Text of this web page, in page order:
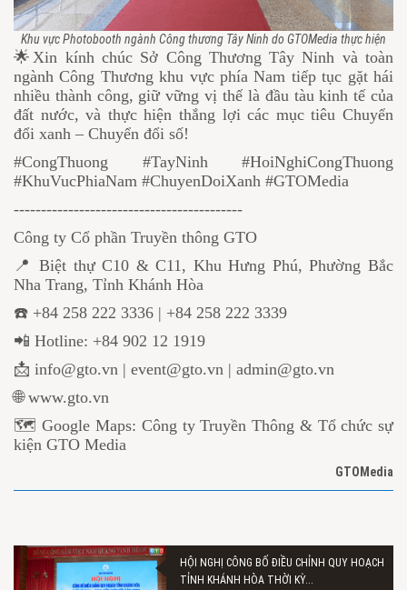
Khu vực Photobooth ngành Công thương Tây Ninh do GTOMedia thực hiện
🌟Xin kính chúc Sở Công Thương Tây Ninh và toàn
ngành Công Thương khu vực phía Nam tiếp tục gặt hái
nhiều thành công, giữ vững vị thế là đầu tàu kinh tế của
đất nước, và thực hiện thắng lợi các mục tiêu Chuyển
đổi xanh – Chuyển đổi số!
#CongThuong #TayNinh #HoiNghiCongThuong
#KhuVucPhiaNam #ChuyenDoiXanh #GTOMedia
------------------------------------------
Công ty Cổ phần Truyền thông GTO
📍 Biệt thự C10 & C11, Khu Hưng Phú, Phường Bắc
Nha Trang, Tỉnh Khánh Hòa
☎️ +84 258 222 3336 | +84 258 222 3339
📲 Hotline: +84 902 12 1919
📩 info@gto.vn | event@gto.vn | admin@gto.vn
🌐 www.gto.vn
🗺 Google Maps: Công ty Truyền Thông & Tổ chức sự
kiện GTO Media
GTOMedia
HỘI NGHỊ CÔNG BỐ ĐIỀU CHỈNH QUY HOẠCH
TỈNH KHÁNH HÒA THỜI KỲ...